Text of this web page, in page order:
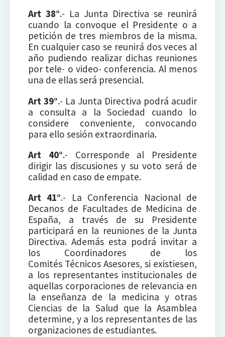
Art 38°.- La Junta Directiva se reunirá
cuando la convoque el Presidente o a
petición de tres miembros de la misma.
En cualquier caso se reunirá dos veces al
año pudiendo realizar dichas reuniones
por tele- o video- conferencia. Al menos
una de ellas será presencial.
Art 39°.- La Junta Directiva podrá acudir
a consulta a la Sociedad cuando lo
considere conveniente, convocando
para ello sesión extraordinaria.
Art 40°.- Corresponde al Presidente
dirigir las discusiones y su voto será de
calidad en caso de empate.
Art 41°.- La Conferencia Nacional de
Decanos de Facultades de Medicina de
España, a través de su Presidente
participará en la reuniones de la Junta
Directiva. Además esta podrá invitar a
los Coordinadores de los
Comités Técnicos Asesores, si existiesen,
a los representantes institucionales de
aquellas corporaciones de relevancia en
la enseñanza de la medicina y otras
Ciencias de la Salud que la Asamblea
determine, y a los representantes de las
organizaciones de estudiantes.